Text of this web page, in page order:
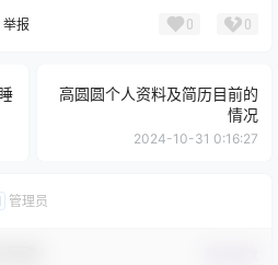
举报 0 0
高圆圆个人资料及简历目前的
情况
2024-10-31 0:16:27
管理员